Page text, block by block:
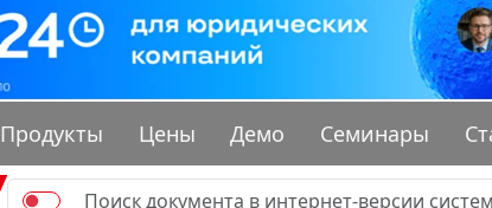
Продукты Цены Демо Семинары